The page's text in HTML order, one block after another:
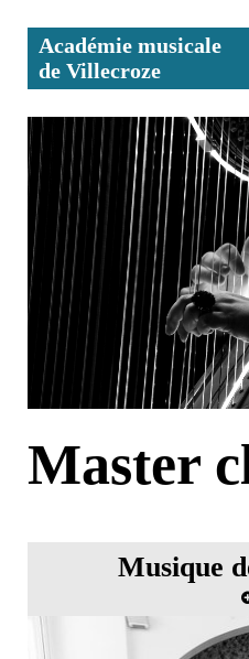
contenu.
Aller
à
navigation
personnels
Académie musicale
de Villecroze
Master
Musique
Master class de